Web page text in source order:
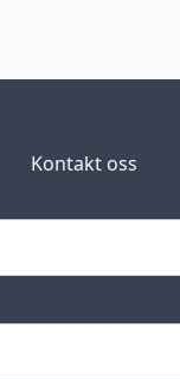
Kontakt oss